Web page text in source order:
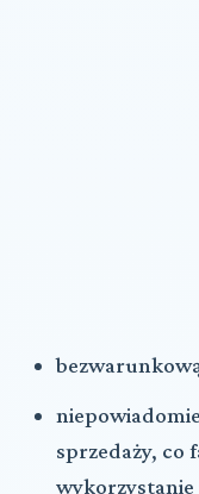
sprzedaży, co